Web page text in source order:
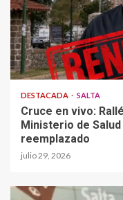
DESTACADA SALTA
Cruce en vivo:
Ministerio de
reemplazado
julio 29, 2026